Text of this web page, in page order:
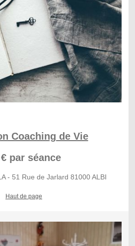
Coaching de Vie
par séance
- 51 Rue de Jarlard 81000 ALBI
Haut de page